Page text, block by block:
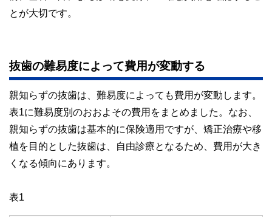
とが大切です。
抜歯の難易度によって費用が変動する
親知らずの抜歯は、難易度によっても費用が変動します。
表1に難易度別のおおよその費用をまとめました。なお、
親知らずの抜歯は基本的に保険適用ですが、矯正治療や移
植を目的とした抜歯は、自由診療となるため、費用が大き
くなる傾向にあります。
表1